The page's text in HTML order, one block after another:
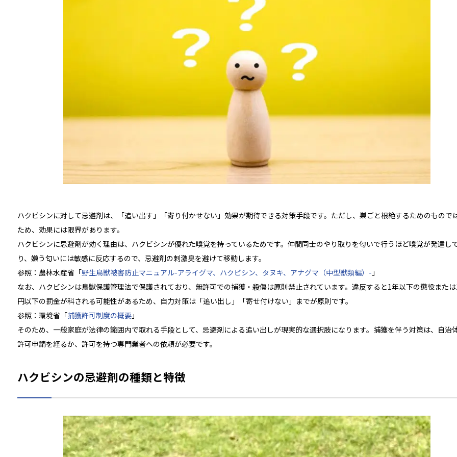
ハクビシンに対して忌避剤は、「追い出す」「寄り付かせない」効果が期待できる対策手段です。ただし、巣ごと根絶するためのもので
ため、効果には限界があります。
ハクビシンに忌避剤が効く理由は、ハクビシンが優れた嗅覚を持っているためです。仲間同士のやり取りを匂いで行うほど嗅覚が発達し
り、嫌う匂いには敏感に反応するので、忌避剤の刺激臭を避けて移動します。
参照：農林水産省「野生鳥獣被害防止マニュアル-アライグマ、ハクビシン、タヌキ、アナグマ（中型獣類編）- 」
なお、ハクビシンは鳥獣保護管理法で保護されており、無許可での捕獲・殺傷は原則禁止されています。違反すると1年以下の懲役また
円以下の罰金が科される可能性があるため、自力対策は「追い出し」「寄せ付けない」までが原則です。
参照：環境省「捕獲許可制度の概要」
そのため、一般家庭が法律の範囲内で取れる手段として、忌避剤による追い出しが現実的な選択肢になります。捕獲を伴う対策は、自治
許可申請を経るか、許可を持つ専門業者への依頼が必要です。
ハクビシンの忌避剤の種類と特徴